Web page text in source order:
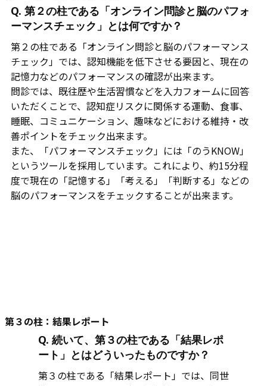
Q. 第２の柱である「オンライン問診と脳のパフォ
ーマンスチェック」とは何ですか？
第２の柱である「オンライン問診と脳のパフォーマンス
チェック」では、認知機能を低下させる要因と、現在の
記憶力などのパフォーマンスの確認が出来ます。
問診では、既往歴や生活習慣などを入力フォームに回答
いただくことで、認知症リスクに関係する運動、食事、
睡眠、コミュニケーション、趣味などにおける維持・改
善ポイントをチェック出来ます。
また、「パフォーマンスチェック」には「のうKNOW」
というツールを採用しています。これにより、約15分程
度で現在の「記憶する」「考える」「判断する」などの
脳のパフォーマンスをチェックすることが出来ます。
第３の柱：結果レポート
Q. 続いて、第３の柱である「結果レポ
ート」とはどういったものですか？
第３の柱である「結果レポート」では、同世